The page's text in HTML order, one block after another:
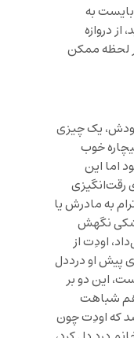
به
از دروازه
لحظه ممکن
یک چیزی
خوب
اما این
رقت‌انگیزی
به مادرش یا
نگهش
اودِت از
پیش او درددل
این دو بر
شباهت
که اودِت چون